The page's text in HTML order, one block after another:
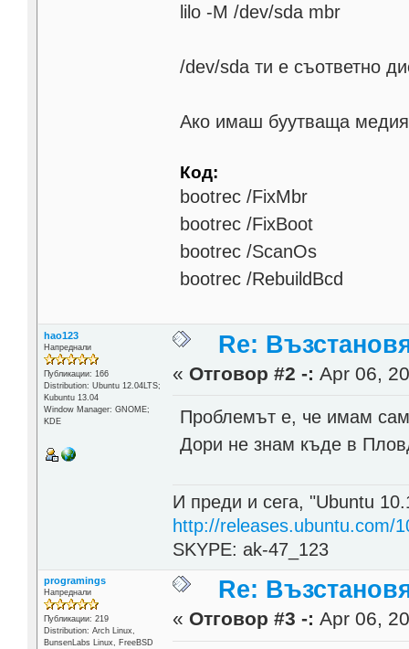
lilo -M /dev/sda mbr
/dev/sda ти е съответно
Ако имаш буутваща
Код:
bootrec /FixMbr
bootrec /FixBoot
bootrec /ScanOs
bootrec /RebuildBcd
hao123
Напреднали
Публикации: 166
Distribution: Ubuntu 12.04LTS;
Kubuntu 13.04
Window Manager: GNOME;
KDE
Re:
« Отговор #2 -: Apr 06,
Проблемът е, че имам
Дори не знам къде в
И преди и сега, "Ubuntu
http://releases.ubuntu.com/
SKYPE: ak-47_123
programings
Напреднали
Публикации: 219
Distribution: Arch Linux,
BunsenLabs Linux, FreeBSD
Re:
« Отговор #3 -: Apr 06,